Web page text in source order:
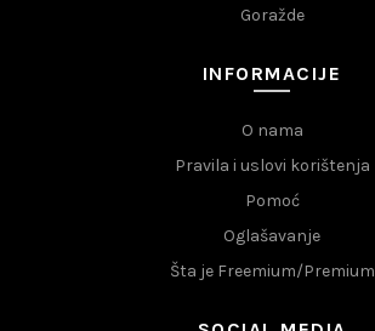
Goražde
INFORMACIJE
O nama
Pravila i uslovi korištenja
Pomoć
Oglašavanje
Šta je Freemium/Premium